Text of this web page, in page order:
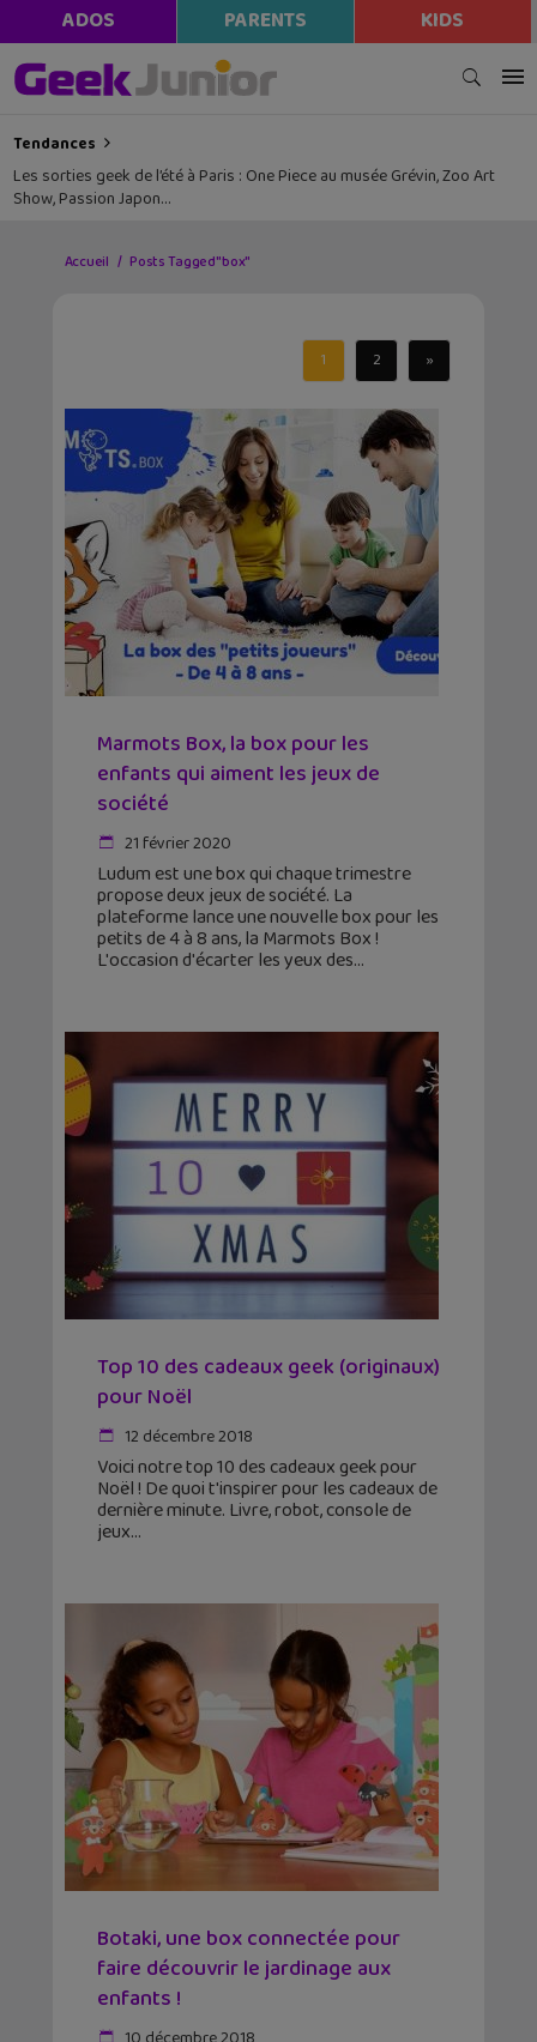
ADOS PARENTS KIDS
Tendances
Les sorties geek de l’été à Paris : One Piece au musée Grévin, Zoo Art
Show, Passion Japon…
Accueil Posts Tagged "box"
1 2 »
Marmots Box, la box pour les
enfants qui aiment les jeux de
société
21 février 2020
Ludum est une box qui chaque trimestre
propose deux jeux de société. La
plateforme lance une nouvelle box pour les
petits de 4 à 8 ans, la Marmots Box !
L'occasion d'écarter les yeux des
Top 10 des cadeaux geek (originaux)
pour Noël
12 décembre 2018
Voici notre top 10 des cadeaux geek pour
Noël ! De quoi t'inspirer pour les cadeaux de
dernière minute. Livre, robot, console de
jeux
Botaki, une box connectée pour
faire découvrir le jardinage aux
enfants !